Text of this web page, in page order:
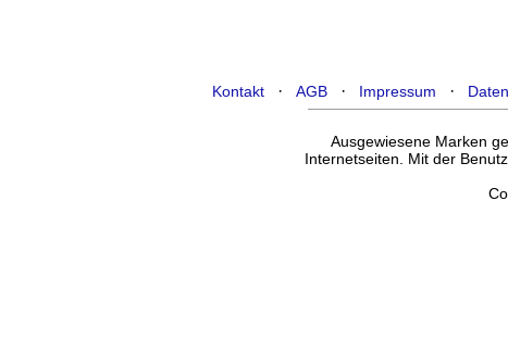
Kontakt· AGB· Impressum ·
Ausgewiesene Marken
Internetseiten. Mit der